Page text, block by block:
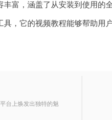
富，涵盖了从安装到使用的
，它的视频教程能够帮助用
台上焕发出独特的魅